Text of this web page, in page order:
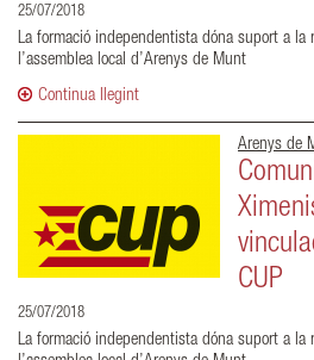
25/07/2018
La formació independentista dóna suport a la
l’assemblea local d’Arenys de Munt
Continua llegint
Arenys de
CUP
25/07/2018
La formació independentista dóna suport a la